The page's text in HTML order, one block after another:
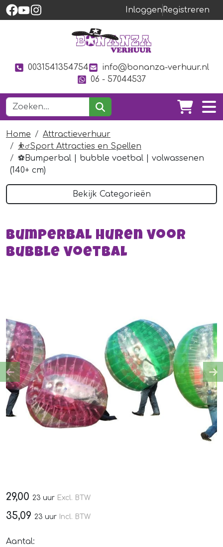
Inloggen Registreren
0031541354754
info@bonanza-verhuur.nl
06 - 57044537
Home
Attractieverhuur
⛹️‍♂️Sport Attracties en Spellen
⚽️Bumperbal | bubble voetbal | volwassenen
(140+ cm)
Bekijk Categorieën
Bumperbal huren voor
bubble voetbal
29,00 23 uur Excl. BTW
35,09 23 uur Incl. BTW
Aantal:
Previous